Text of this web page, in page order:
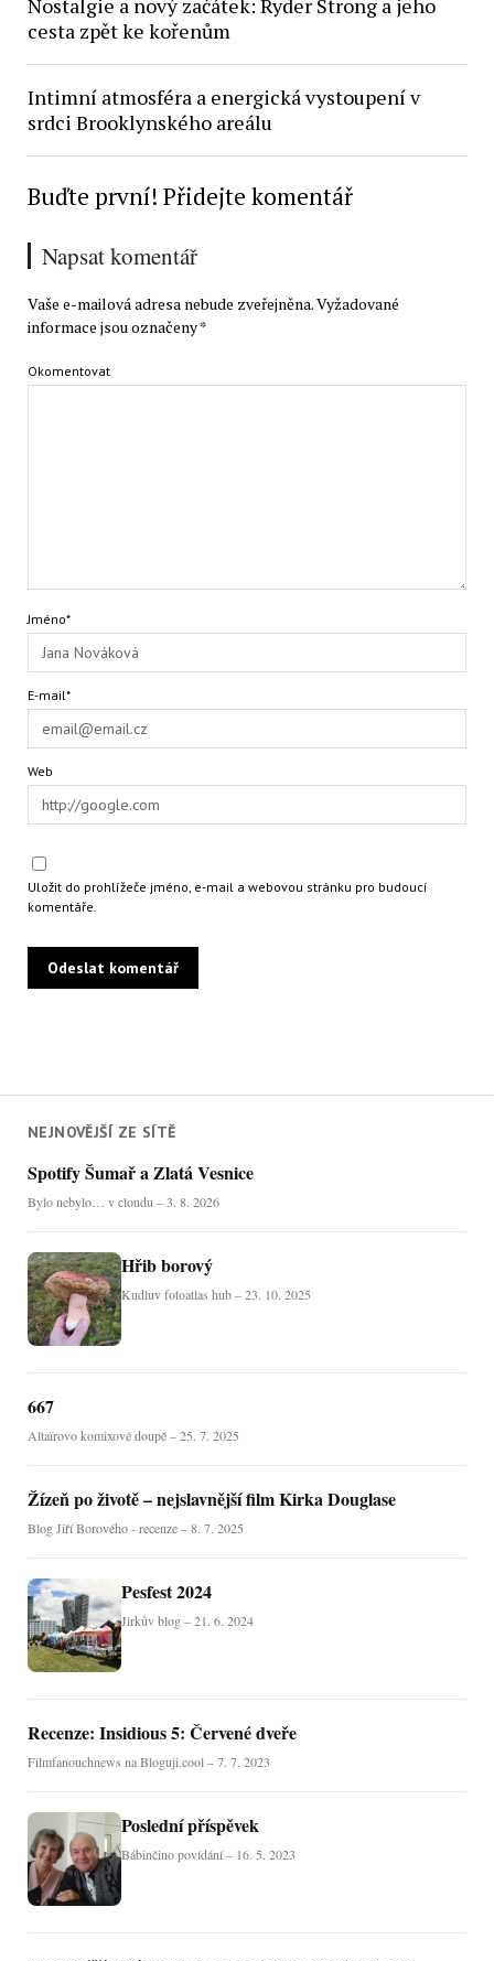
NEJNOVĚJŠÍ ZE SÍTĚ
Spotify Šumař a Zlatá Vesnice
Bylo nebylo… v cloudu – 3. 8. 2026
Hřib borový
Kudluv fotoatlas hub – 23. 10. 2025
667
Altaïrovo komixové doupě – 25. 7. 2025
Žízeň po životě – nejslavnější film Kirka Douglase
Blog Jiří Borového - recenze – 8. 7. 2025
Pesfest 2024
Jirkův blog – 21. 6. 2024
Recenze: Insidious 5: Červené dveře
Filmfanouchnews na Bloguji.cool – 7. 7. 2023
Poslední příspěvek
Bábinčino povídání – 16. 5. 2023
Nostalgie a nový začátek: Ryder Strong a jeho
cesta zpět ke kořenům
Intimní atmosféra a energická vystoupení v
srdci Brooklynského areálu
Buďte první! Přidejte komentář
Napsat komentář
Vaše e-mailová adresa nebude zveřejněna.Vyžadované
informace jsou označeny*
Okomentovat
Jméno*
E-mail*
Web
Uložit do prohlížeče jméno, e-mail a webovou stránku pro budoucí
komentáře.